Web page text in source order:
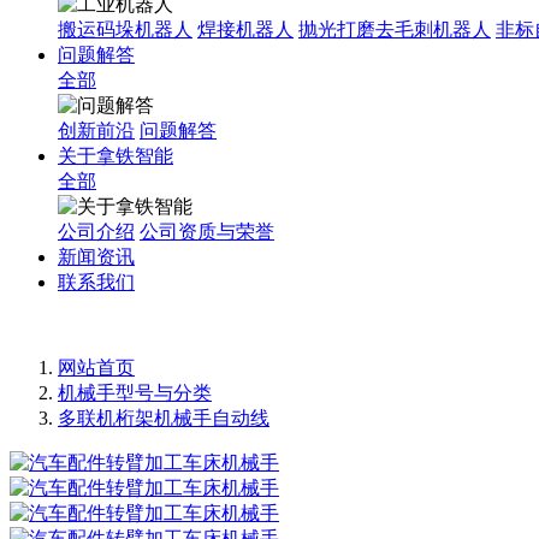
搬运码垛机器人 焊接机器人 抛光打磨去毛刺机器人 非标
问题解答
全部
创新前沿 问题解答
关于拿铁智能
全部
公司介绍 公司资质与荣誉
新闻资讯
联系我们
网站首页
机械手型号与分类
多联机桁架机械手自动线